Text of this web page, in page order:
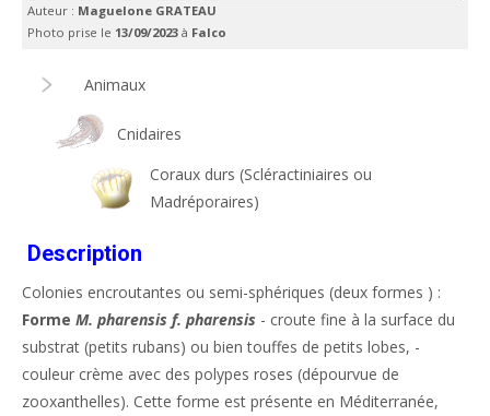
Auteur : Maguelone GRATEAU
Photo prise le 13/09/2023 à Falco
Animaux
Cnidaires
Coraux durs (Scléractiniaires ou
Madréporaires)
Description
Colonies encroutantes ou semi-sphériques (deux formes ) :
Forme M. pharensis f. pharensis - croute fine à la surface du
substrat (petits rubans) ou bien touffes de petits lobes, -
couleur crème avec des polypes roses (dépourvue de
zooxanthelles). Cette forme est présente en Méditerranée,